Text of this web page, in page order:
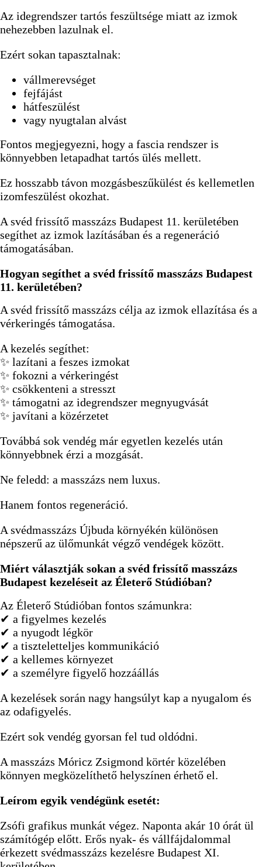
Az idegrendszer tartós feszültsége miatt az izmok
nehezebben lazulnak el.
Ezért sokan tapasztalnak:
vállmerevséget
fejfájást
hátfeszülést
vagy nyugtalan alvást
Fontos megjegyezni, hogy a fascia rendszer is
könnyebben letapadhat tartós ülés mellett.
Ez hosszabb távon mozgásbeszűkülést és kellemetlen
izomfeszülést okozhat.
A svéd frissítő masszázs Budapest 11. kerületében
segíthet az izmok lazításában és a regeneráció
támogatásában.
Hogyan segíthet a svéd frissítő masszázs Budapest
11. kerületében?
A svéd frissítő masszázs célja az izmok ellazítása és a
vérkeringés támogatása.
A kezelés segíthet:
✨ lazítani a feszes izmokat
✨ fokozni a vérkeringést
✨ csökkenteni a stresszt
✨ támogatni az idegrendszer megnyugvását
✨ javítani a közérzetet
Továbbá sok vendég már egyetlen kezelés után
könnyebbnek érzi a mozgását.
Ne feledd: a masszázs nem luxus.
Hanem fontos regeneráció.
A svédmasszázs Újbuda környékén különösen
népszerű az ülőmunkát végző vendégek között.
Miért választják sokan a svéd frissítő masszázs
Budapest kezeléseit az Életerő Stúdióban?
Az Életerő Stúdióban fontos számunkra:
✔ a figyelmes kezelés
✔ a nyugodt légkör
✔ a tiszteletteljes kommunikáció
✔ a kellemes környezet
✔ a személyre figyelő hozzáállás
A kezelések során nagy hangsúlyt kap a nyugalom és
az odafigyelés.
Ezért sok vendég gyorsan fel tud oldódni.
A masszázs Móricz Zsigmond körtér közelében
könnyen megközelíthető helyszínen érhető el.
Leírom egyik vendégünk esetét:
Zsófi grafikus munkát végez. Naponta akár 10 órát ül
számítógép előtt. Erős nyak- és vállfájdalommal
érkezett svédmasszázs kezelésre Budapest XI.